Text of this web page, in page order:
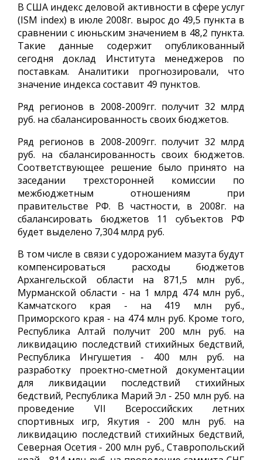
В США индекс деловой активности в сфере услуг
(ISM index) в июле 2008г. вырос до 49,5 пункта в
сравнении с июньским значением в 48,2 пункта.
Такие данные содержит опубликованный
сегодня доклад Института менеджеров по
поставкам. Аналитики прогнозировали, что
значение индекса составит 49 пунктов.
Ряд регионов в 2008-2009гг. получит 32 млрд
руб. на сбалансированность своих бюджетов.
Ряд регионов в 2008-2009гг. получит 32 млрд
руб. на сбалансированность своих бюджетов.
Соответствующее решение было принято на
заседании трехсторонней комиссии по
межбюджетным отношениям при
правительстве РФ. В частности, в 2008г. на
сбалансировать бюджетов 11 субъектов РФ
будет выделено 7,304 млрд руб.
В том числе в связи с удорожанием мазута будут
компенсироваться расходы бюджетов
Архангельской области на 871,5 млн руб.,
Мурманской области - на 1 млрд 474 млн руб.,
Камчатского края - на 419 млн руб.,
Приморского края - на 474 млн руб. Кроме того,
Республика Алтай получит 200 млн руб. на
ликвидацию последствий стихийных бедствий,
Республика Ингушетия - 400 млн руб. на
разработку проектно-сметной документации
для ликвидации последствий стихийных
бедствий, Республика Марий Эл - 250 млн руб. на
проведение VII Всероссийских летних
спортивных игр, Якутия - 200 млн руб. на
ликвидацию последствий стихийных бедствий,
Северная Осетия - 200 млн руб., Ставропольский